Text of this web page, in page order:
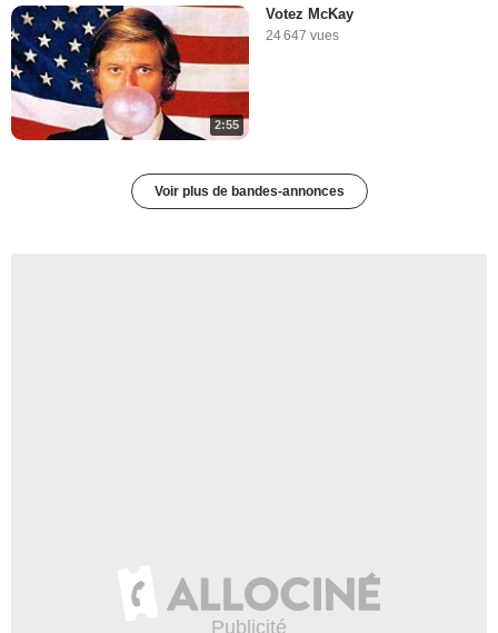
2:55
Votez McKay
24 647 vues
Voir plus de bandes-annonces